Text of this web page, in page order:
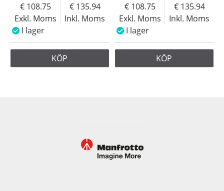
Exkl. Moms
108.75
Inkl. Moms
135.94
I lager
KÖP
Exkl. Moms
108.75
Inkl. Moms
135.94
I lager
KÖP